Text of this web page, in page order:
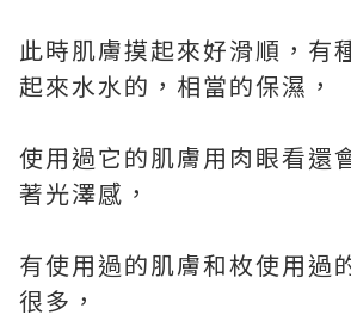
此時肌膚摸起來好滑順，有
起來水水的，相當的保濕，
使用過它的肌膚用肉眼看還
著光澤感，
有使用過的肌膚和枚使用過
很多，